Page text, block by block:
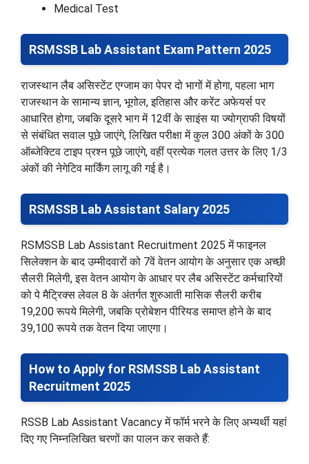
Medical Test
RSMSSB Lab Assistant Exam Pattern 2025
राजस्थान लैब असिस्टेंट एग्जाम का पेपर दो भागों में होगा, पहला भाग
राजस्थान के सामान्य ज्ञान, भूगोल, इतिहास और करेंट अफेयर्स पर
आधारित होगा, जबकि दूसरे भाग में 12वीं के साइंस या ज्योग्राफी विषयों
से संबंधित सवाल पूछे जाएंगे, लिखित परीक्षा में कुल 300 अंकों के 300
ऑब्जेक्टिव टाइप प्रश्न पूछे जाएंगे, वहीं प्रत्येक गलत उत्तर के लिए 1/3
अंकों की नेगेटिव मार्किंग लागू की गई है।
RSMSSB Lab Assistant Salary 2025
RSMSSB Lab Assistant Recruitment 2025 में फाइनल
सिलेक्शन के बाद उम्मीदवारों को 7वें वेतन आयोग के अनुसार एक अच्छी
सैलरी मिलेगी, इस वेतन आयोग के आधार पर लैब असिस्टेंट कर्मचारियों
को पे मैट्रिक्स लेवल 8 के अंतर्गत शुरुआती मासिक सैलरी करीब
19,200 रूपये मिलेगी, जबकि प्रोबेशन पीरियड समाप्त होने के बाद
39,100 रूपये तक वेतन दिया जाएगा।
How to Apply for RSMSSB Lab Assistant
Recruitment 2025
RSSB Lab Assistant Vacancy में फॉर्म भरने के लिए अभ्यर्थी यहां
दिए गए निम्नलिखित चरणों का पालन कर सकते हैं: